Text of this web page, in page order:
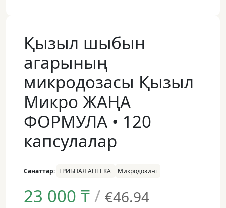
Қызыл шыбын
агарының
микродозасы Қызыл
Микро ЖАҢА
ФОРМУЛА • 120
капсулалар
Санаттар: ГРИБНАЯ АПТЕКА Микродозинг
23 000 ₸ / €46.94